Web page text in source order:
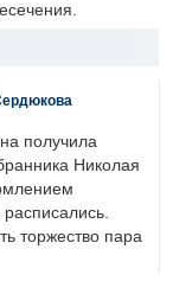
получила
Николая
торжество пара